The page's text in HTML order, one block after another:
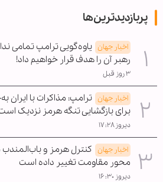
پربازدیدترین‌ها
اخبار جهان یاوه‌گویی ترامپ تمامی
رهبر آن را هدف قرار خواهیم داد!
۳ روز قبل
اخبار جهان ترامپ: مذاکرات با ایران
برای بازگشایی تنگه هرمز نزدیک
دیروز ۱۷:۲۸
اخبار جهان کنترل هرمز و باب‌المندب
محور مقاومت تغییر داده است
دیروز ۱۶:۳۰